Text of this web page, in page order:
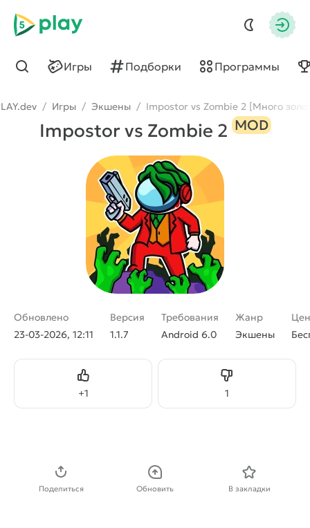
5play
Игры Подборки Программы
Найти
/ Игры / Экшены / Impostor vs Zombie 2 [Много
Impostor vs Zombie 2 MOD
Обновлено
23-03-2026, 12:11
Версия
1.1.7
Требования
Android 6.0
Жанр
Экшены
+1
Нравится 1Не нравится
Поделиться Обновить В закладки